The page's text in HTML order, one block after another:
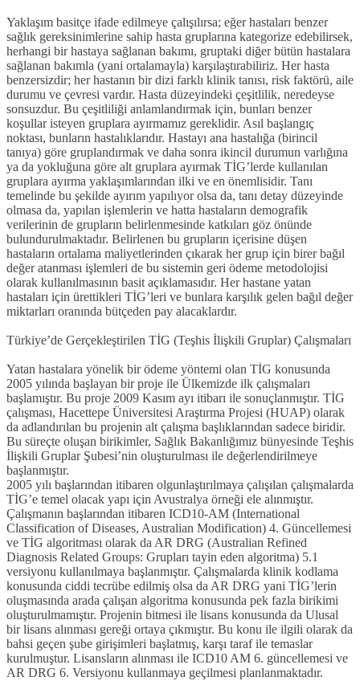
Yaklaşım basitçe ifade edilmeye çalışılırsa; eğer hastaları benzer
sağlık gereksinimlerine sahip hasta gruplarına kategorize edebilirsek,
herhangi bir hastaya sağlanan bakımı, gruptaki diğer bütün hastalara
sağlanan bakımla (yani ortalamayla) karşılaştırabiliriz. Her hasta
benzersizdir; her hastanın bir dizi farklı klinik tanısı, risk faktörü, aile
durumu ve çevresi vardır. Hasta düzeyindeki çeşitlilik, neredeyse
sonsuzdur. Bu çeşitliliği anlamlandırmak için, bunları benzer
koşullar isteyen gruplara ayırmamız gereklidir. Asıl başlangıç
noktası, bunların hastalıklarıdır. Hastayı ana hastalığa (birincil
tanıya) göre gruplandırmak ve daha sonra ikincil durumun varlığına
ya da yokluğuna göre alt gruplara ayırmak TİG’lerde kullanılan
gruplara ayırma yaklaşımlarından ilki ve en önemlisidir. Tanı
temelinde bu şekilde ayırım yapılıyor olsa da, tanı detay düzeyinde
olmasa da, yapılan işlemlerin ve hatta hastaların demografik
verilerinin de grupların belirlenmesinde katkıları göz önünde
bulundurulmaktadır. Belirlenen bu grupların içerisine düşen
hastaların ortalama maliyetlerinden çıkarak her grup için birer bağıl
değer atanması işlemleri de bu sistemin geri ödeme metodolojisi
olarak kullanılmasının basit açıklamasıdır. Her hastane yatan
hastaları için ürettikleri TİG’leri ve bunlara karşılık gelen bağıl değer
miktarları oranında bütçeden pay alacaklardır.
Türkiye’de Gerçekleştirilen TİG (Teşhis İlişkili Gruplar) Çalışmaları
Yatan hastalara yönelik bir ödeme yöntemi olan TİG konusunda
2005 yılında başlayan bir proje ile Ülkemizde ilk çalışmaları
başlamıştır. Bu proje 2009 Kasım ayı itibarı ile sonuçlanmıştır. TİG
çalışması, Hacettepe Üniversitesi Araştırma Projesi (HUAP) olarak
da adlandırılan bu projenin alt çalışma başlıklarından sadece biridir.
Bu süreçte oluşan birikimler, Sağlık Bakanlığımız bünyesinde Teşhis
İlişkili Gruplar Şubesi’nin oluşturulması ile değerlendirilmeye
başlanmıştır.
2005 yılı başlarından itibaren olgunlaştırılmaya çalışılan çalışmalarda
TİG’e temel olacak yapı için Avustralya örneği ele alınmıştır.
Çalışmanın başlarından itibaren ICD10-AM (International
Classification of Diseases, Australian Modification) 4. Güncellemesi
ve TİG algoritması olarak da AR DRG (Australian Refined
Diagnosis Related Groups: Grupları tayin eden algoritma) 5.1
versiyonu kullanılmaya başlanmıştır. Çalışmalarda klinik kodlama
konusunda ciddi tecrübe edilmiş olsa da AR DRG yani TİG’lerin
oluşmasında arada çalışan algoritma konusunda pek fazla birikimi
oluşturulmamıştır. Projenin bitmesi ile lisans konusunda da Ulusal
bir lisans alınması gereği ortaya çıkmıştır. Bu konu ile ilgili olarak da
bahsi geçen şube girişimleri başlatmış, karşı taraf ile temaslar
kurulmuştur. Lisansların alınması ile ICD10 AM 6. güncellemesi ve
AR DRG 6. Versiyonu kullanmaya geçilmesi planlanmaktadır.